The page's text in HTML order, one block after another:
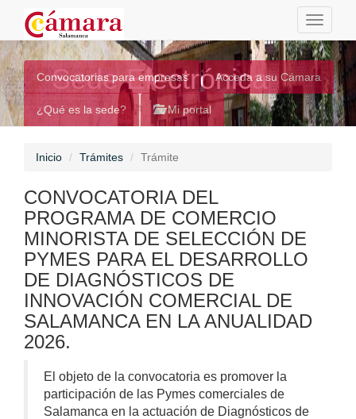
Toggle
Sede Electrónica
Convocatorias para empresas Acceda a su Cámara
¿Qué es la sede? Mi portal
Inicio Trámites Trámite
CONVOCATORIA DEL
PROGRAMA DE COMERCIO
MINORISTA DE SELECCIÓN DE
PYMES PARA EL DESARROLLO
DE DIAGNÓSTICOS DE
INNOVACIÓN COMERCIAL DE
SALAMANCA EN LA ANUALIDAD
2026.
El objeto de la convocatoria es promover la
participación de las Pymes comerciales de
Salamanca en la actuación de Diagnósticos de